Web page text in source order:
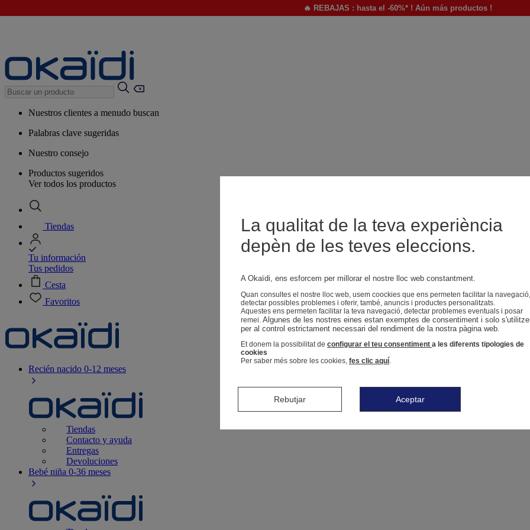
🔥 REBAJAS : hasta el -60%* ! Aún más productos !
Nuestros clientes a menudo buscan
Palabras clave sugeridas
Nuestro consejo
Productos sugeridos
Ver todos los productos
Tiendas
Tu información
Tus pedidos
Cesta
Favoritos
Recién nacido 0-12 meses
Tiendas
Contacto y ayuda
Entregas
Devoluciones
Bebé niña 0-36 meses
La qualitat de la teva experiència
depèn de les teves eleccions.
A Okaïdi, ens esforcem per millorar el nostre lloc web constantment.
Quan consultes el nostre lloc web, usem coockies que ens permeten facilitar la navegació,
detectar possibles problemes i oferir, també, anuncis i productes personalitzats.
Aquestes ens permeten facilitar la teva navegació, detectar problemes eventuals i posar
remei. Algunes de les nostres eines estan exemptes de consentiment i solo
per al control estrictament necessari del rendiment de la nostra pàgina web.
Et donem la possibilitat de configurar el teu consentiment a les diferents tipologies de
cookies
Per saber més sobre les cookies, fes clic aquí.
Rebutjar Aceptar